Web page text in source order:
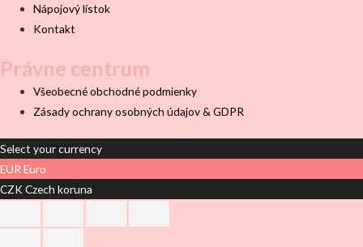
Nápojový lístok
Kontakt
Právne centrum
Všeobecné obchodné podmienky
Zásady ochrany osobných údajov & GDPR
Select your currency
EUR Euro
CZK Czech koruna